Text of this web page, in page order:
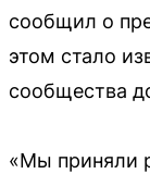
сообщил о
этом стало
сообщества
«Мы приняли